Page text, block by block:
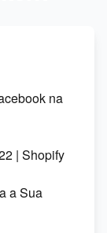
na
| Shopify
a Sua